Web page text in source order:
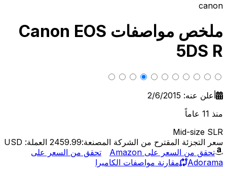
canon
ملخص مواصفات Canon EOS
5DS R
أعلن عنه: 2/6/2015
منذ 11 عاماً
Mid-size SLR
سعر التجزئة المقترح من الشركة المصنعة:2459.99
العملة: USD
تحقق من السعر على Amazon
تحقق من السعر على
Adorama
مقارنة مواصفات الكاميرا